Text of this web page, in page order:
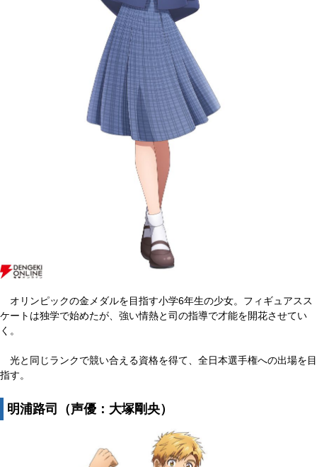
オリンピックの金メダルを目指す小学6年生の少女。フィギュアスス
ケートは独学で始めたが、強い情熱と司の指導で才能を開花させてい
く。
光と同じランクで競い合える資格を得て、全日本選手権への出場を目
指す。
明浦路司（声優：大塚剛央）